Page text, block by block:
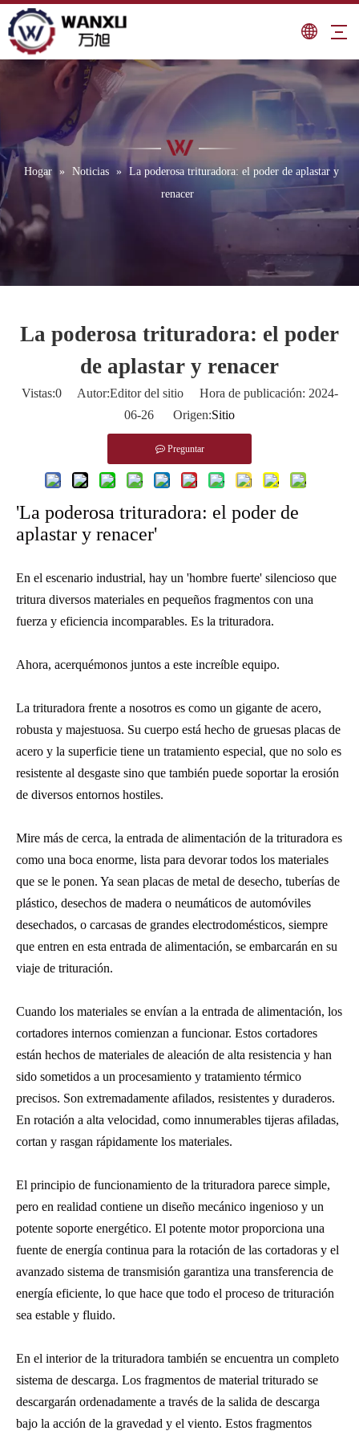
Hogar » Noticias » La poderosa trituradora: el poder de aplastar y
renacer
La poderosa trituradora: el poder
de aplastar y renacer
Vistas:0Autor:Editor del sitio Hora de publicación: 2024-
06-26 Origen:Sitio
Preguntar
'La poderosa trituradora: el poder de
aplastar y renacer'
En el escenario industrial, hay un 'hombre fuerte' silencioso que
tritura diversos materiales en pequeños fragmentos con una
fuerza y ​​eficiencia incomparables. Es la trituradora.
Ahora, acerquémonos juntos a este increíble equipo.
La trituradora frente a nosotros es como un gigante de acero,
robusta y majestuosa. Su cuerpo está hecho de gruesas placas de
acero y la superficie tiene un tratamiento especial, que no solo es
resistente al desgaste sino que también puede soportar la erosión
de diversos entornos hostiles.
Mire más de cerca, la entrada de alimentación de la trituradora es
como una boca enorme, lista para devorar todos los materiales
que se le ponen. Ya sean placas de metal de desecho, tuberías de
plástico, desechos de madera o neumáticos de automóviles
desechados, o carcasas de grandes electrodomésticos, siempre
que entren en esta entrada de alimentación, se embarcarán en su
viaje de trituración.
Cuando los materiales se envían a la entrada de alimentación, los
cortadores internos comienzan a funcionar. Estos cortadores
están hechos de materiales de aleación de alta resistencia y han
sido sometidos a un procesamiento y tratamiento térmico
precisos. Son extremadamente afilados, resistentes y duraderos.
En rotación a alta velocidad, como innumerables tijeras afiladas,
cortan y rasgan rápidamente los materiales.
El principio de funcionamiento de la trituradora parece simple,
pero en realidad contiene un diseño mecánico ingenioso y un
potente soporte energético. El potente motor proporciona una
fuente de energía continua para la rotación de las cortadoras y el
avanzado sistema de transmisión garantiza una transferencia de
energía eficiente, lo que hace que todo el proceso de trituración
sea estable y fluido.
En el interior de la trituradora también se encuentra un completo
sistema de descarga. Los fragmentos de material triturado se
descargarán ordenadamente a través de la salida de descarga
bajo la acción de la gravedad y el viento. Estos fragmentos